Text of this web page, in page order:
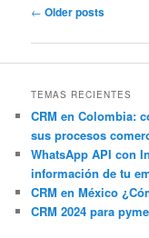
Post
← Older posts
TEMAS RECIENTES
CRM en Colombia:
sus procesos
WhatsApp API con
información de tu
CRM en México
CRM 2024 para